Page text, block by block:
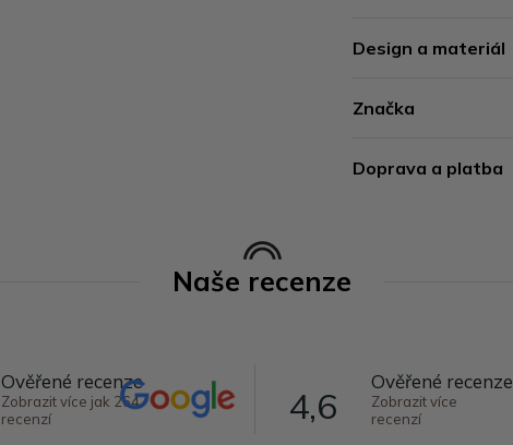
Design a materiál
Značka
Doprava a platba
Naše recenze
Ověřené recenze
Zobrazit více jak 264
recenzí
4,6
Ověřené recenze
Zobrazit více
recenzí